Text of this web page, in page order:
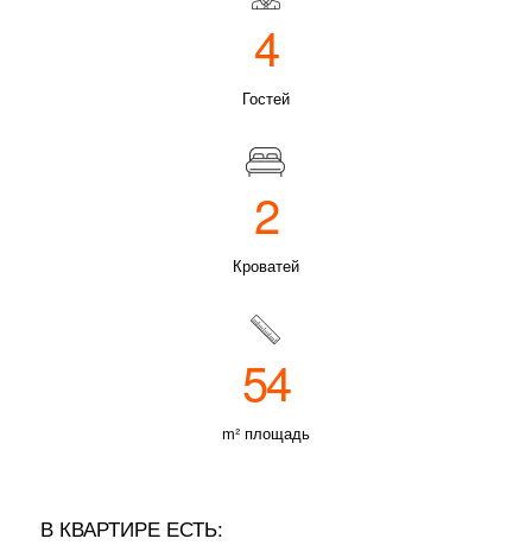
4
Гостей
2
Кроватей
54
m² площадь
В КВАРТИРЕ ЕСТЬ: